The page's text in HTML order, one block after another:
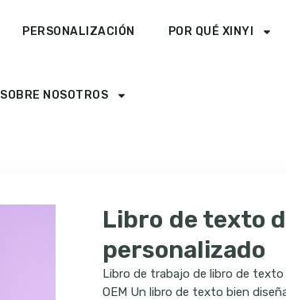
PERSONALIZACIÓN POR QUÉ XINYI
SOBRE NOSOTROS
Libro de texto
personalizado
Libro de trabajo de libro de
OEM Un libro de texto bien